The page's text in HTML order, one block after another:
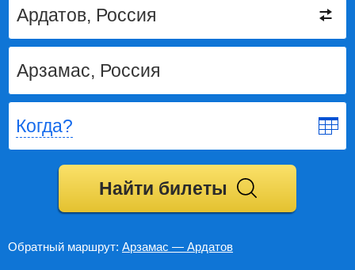
Когда?
Найти билеты
Обратный маршрут: Арзамас — Ардатов